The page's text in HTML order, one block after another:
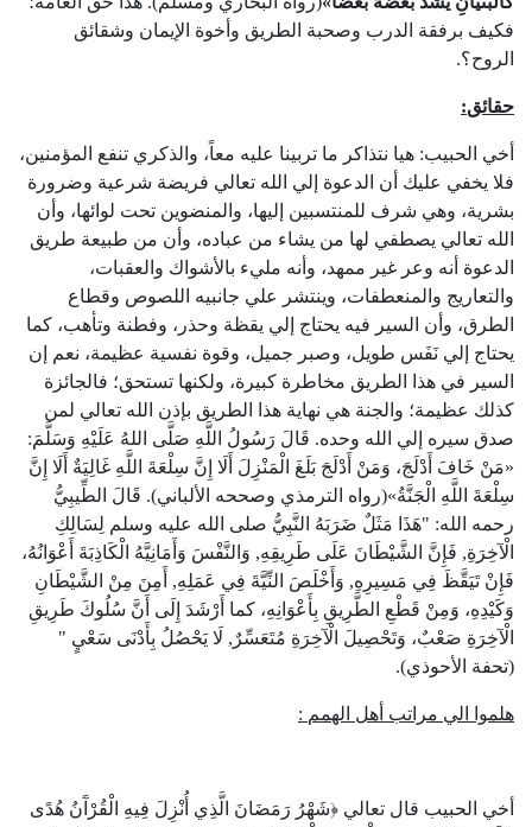
فكيف برفقة الدرب وصحبة الطريق وأخوة الإيمان وشقائق
الروح؟.
حقائق:
أخي الحبيب: هيا نتذاكر ما تربينا عليه معاً، والذكري تنفع المؤمنين،
فلا يخفي عليك أن الدعوة إلي الله تعالي فريضة شرعية وضرورة
بشرية، وهي شرف للمنتسبين إليها، والمنضوين تحت لوائها، وأن
الله تعالي يصطفي لها من يشاء من عباده، وأن من طبيعة طريق
الدعوة أنه وعر غير ممهد، وأنه مليء بالأشواك والعقبات،
والتعاريج والمنعطفات، وينتشر علي جانبيه اللصوص وقطاع
الطرق، وأن السير فيه يحتاج إلي يقظة وحذر، وفطنة وتأهب، كما
يحتاج إلي نَفَس طويل، وصبر جميل، وقوة نفسية عظيمة، نعم إن
السير في هذا الطريق مخاطرة كبيرة، ولكنها تستحق؛ فالجائزة
كذلك عظيمة؛ والجنة هي نهاية هذا الطريق بإذن الله تعالي لمن
صدق سيره إلي الله وحده. قَالَ رَسُولُ اللَّهِ صَلَّى اللهُ عَلَيْهِ وَسَلَّمَ:
«مَنْ خَافَ أَدْلَجَ، وَمَنْ أَدْلَجَ بَلَغَ الْمَنْزِلَ أَلَا إِنَّ سِلْعَةَ اللَّهِ غَالِيَةٌ أَلَا إِنَّ
سِلْعَةَ اللَّهِ الْجَنَّةُ»(رواه الترمذي وصححه الألباني). قَالَ الطِّيبِيُّ
رحمه الله: "هَذَا مَثَلٌ ضَرَبَهُ النَّبِيُّ صلى الله عليه وسلم لِسَالِكِ
الْآخِرَةِ, فَإِنَّ الشَّيْطَانَ عَلَى طَرِيقِهِ, وَالنَّفْسَ وَأَمَانِيَّهُ الْكَاذِبَةَ أَعْوَانُهُ،
فَإِنْ تَيَقَّظَ فِي مَسِيرِهِ, وَأَخْلَصَ النِّيَّةَ فِي عَمَلِهِ, أَمِنَ مِنْ الشَّيْطَانِ
وَكَيْدِهِ، وَمِنْ قَطْعِ الطَّرِيقِ بِأَعْوَانِهِ، كما أَرْشَدَ إِلَى أَنَّ سُلُوكَ طَرِيقِ
الْآخِرَةِ صَعْبٌ، وَتَحْصِيلَ الْآخِرَةِ مُتَعَسِّرٌ, لَا يَحْصُلُ بِأَدْنَى سَعْيٍ "
(تحفة الأحوذي).
هلموا الي مراتب أهل الهمم :
أخي الحبيب قال تعالي ﴿شَهْرُ رَمَضَانَ الَّذِي أُنْزِلَ فِيهِ الْقُرْآَنُ هُدًى